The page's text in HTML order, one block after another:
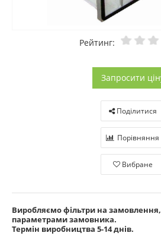
Рейтинг:
Запросити
Поділитися
Порівняння
Вибране
Виробляємо фільтри на
параметрами замовника.
Термін виробництва 5-14 днів.